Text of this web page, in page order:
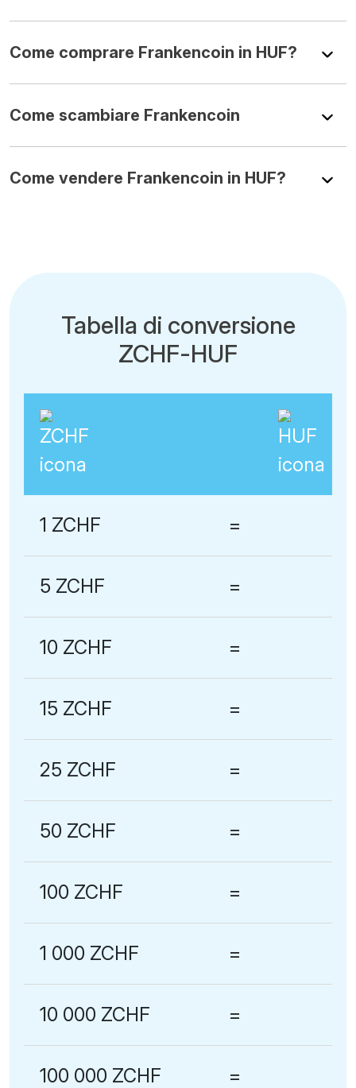
Come comprare Frankencoin in HUF?
Come scambiare Frankencoin
Come vendere Frankencoin in HUF?
Tabella di conversione
ZCHF-HUF
1 ZCHF =
5 ZCHF =
10 ZCHF =
15 ZCHF =
25 ZCHF =
50 ZCHF =
100 ZCHF =
1 000 ZCHF =
10 000 ZCHF =
100 000 ZCHF =